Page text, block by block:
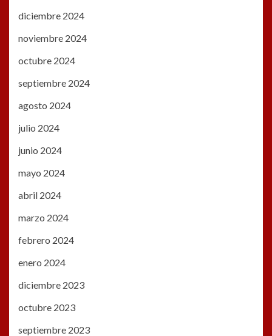
diciembre 2024
noviembre 2024
octubre 2024
septiembre 2024
agosto 2024
julio 2024
junio 2024
mayo 2024
abril 2024
marzo 2024
febrero 2024
enero 2024
diciembre 2023
octubre 2023
septiembre 2023